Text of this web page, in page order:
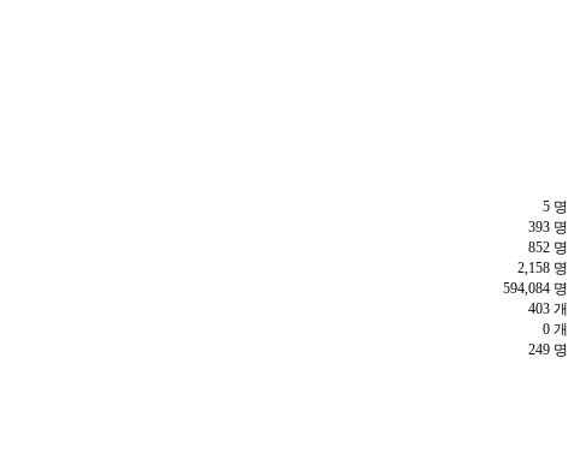
5 명
393 명
852 명
2,158 명
594,084 명
403 개
0 개
249 명